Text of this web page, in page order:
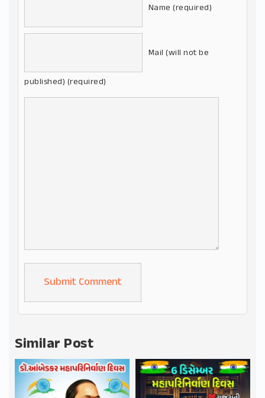
Name (required)
Mail (will not be
published) (required)
Alternative:
Similar Post